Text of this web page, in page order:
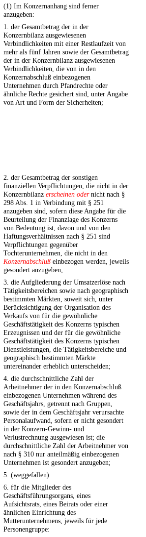
(1) Im Konzernanhang sind ferner
anzugeben:
1. der Gesamtbetrag der in der
Konzernbilanz ausgewiesenen
Verbindlichkeiten mit einer Restlaufzeit von
mehr als fünf Jahren sowie der Gesamtbetrag
der in der Konzernbilanz ausgewiesenen
Verbindlichkeiten, die von in den
Konzernabschluß einbezogenen
Unternehmen durch Pfandrechte oder
ähnliche Rechte gesichert sind, unter Angabe
von Art und Form der Sicherheiten;
2. der Gesamtbetrag der sonstigen
finanziellen Verpflichtungen, die nicht in der
Konzernbilanz erscheinen odernicht nach §
298 Abs. 1 in Verbindung mit § 251
anzugeben sind, sofern diese Angabe für die
Beurteilung der Finanzlage des Konzerns
von Bedeutung ist; davon und von den
Haftungsverhältnissen nach § 251 sind
Verpflichtungen gegenüber
Tochterunternehmen, die nicht in den
Konzernabschluß einbezogen werden, jeweils
gesondert anzugeben;
3. die Aufgliederung der Umsatzerlöse nach
Tätigkeitsbereichen sowie nach geographisch
bestimmten Märkten, soweit sich, unter
Berücksichtigung der Organisation des
Verkaufs von für die gewöhnliche
Geschäftstätigkeit des Konzerns typischen
Erzeugnissen und der für die gewöhnliche
Geschäftstätigkeit des Konzerns typischen
Dienstleistungen, die Tätigkeitsbereiche und
geographisch bestimmten Märkte
untereinander erheblich unterscheiden;
4. die durchschnittliche Zahl der
Arbeitnehmer der in den Konzernabschluß
einbezogenen Unternehmen während des
Geschäftsjahrs, getrennt nach Gruppen,
sowie der in dem Geschäftsjahr verursachte
Personalaufwand, sofern er nicht gesondert
in der Konzern-Gewinn- und
Verlustrechnung ausgewiesen ist; die
durchschnittliche Zahl der Arbeitnehmer von
nach § 310 nur anteilmäßig einbezogenen
Unternehmen ist gesondert anzugeben;
5. (weggefallen)
6. für die Mitglieder des
Geschäftsführungsorgans, eines
Aufsichtsrats, eines Beirats oder einer
ähnlichen Einrichtung des
Mutterunternehmens, jeweils für jede
Personengruppe: